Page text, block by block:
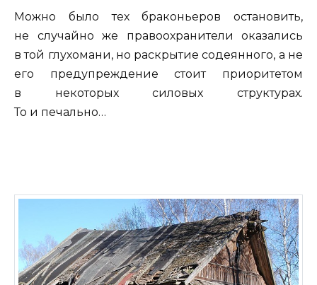
Можно было тех браконьеров остановить,
не случайно же правоохранители оказались
в той глухомани, но раскрытие содеянного, а не
его предупреждение стоит приоритетом
в некоторых силовых структурах.
То и печально…